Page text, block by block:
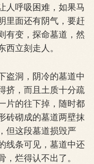
人呼吸困难，如果马
里面还有阴气，要赶
有变，探命墓道，然
立刻走人。
洞，阴冷的墓道中
挤，而且土质十分疏
片的往下掉，随时都
砖砌成的墓道两壁抹
但这段墓道损毁严
线条可见，墓道中还
烂得认不出了。